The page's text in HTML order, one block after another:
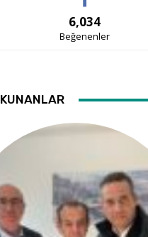
6,034
Beğenenler